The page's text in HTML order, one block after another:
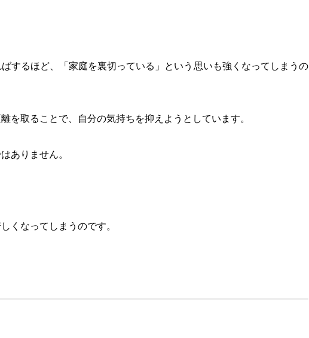
するほど、「家庭を裏切っている」という思いも強くなってしまうの
を取ることで、自分の気持ちを抑えようとしています。
ありません。
くなってしまうのです。